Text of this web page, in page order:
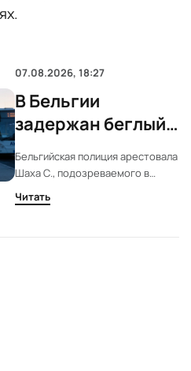
07.08.2026, 18:27
В Бельгии
задержан беглый
киллер, убивший
мужчину в
Фуэнхироле
Бельгийская полиция арестовала
Шаха С., подозреваемого в
убийстве в Фуэнхироле. Его
освободили после девяти
Читать